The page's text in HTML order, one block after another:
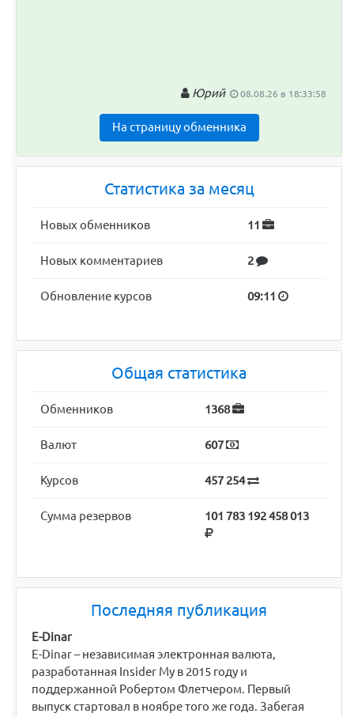
Юрий 08.08.26 в 18:33:58
На страницу обменника
Статистика за месяц
Новых обменников 11
Новых комментариев 2
Обновление курсов 09:11
Общая статистика
Обменников 1368
Валют 607
Курсов 457 254
Сумма резервов 101 783 192 458 013
Последняя публикация
E-Dinar
E-Dinar – независимая электронная валюта,
разработанная Insider My в 2015 году и
поддержанной Робертом Флетчером. Первый
выпуск стартовал в ноябре того же года. Забегая